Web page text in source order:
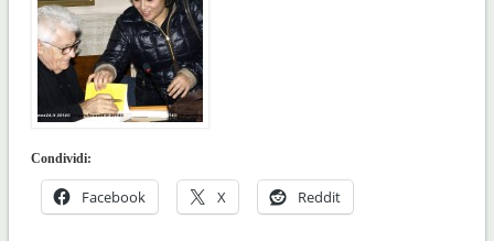
Condividi:
Facebook X Reddit